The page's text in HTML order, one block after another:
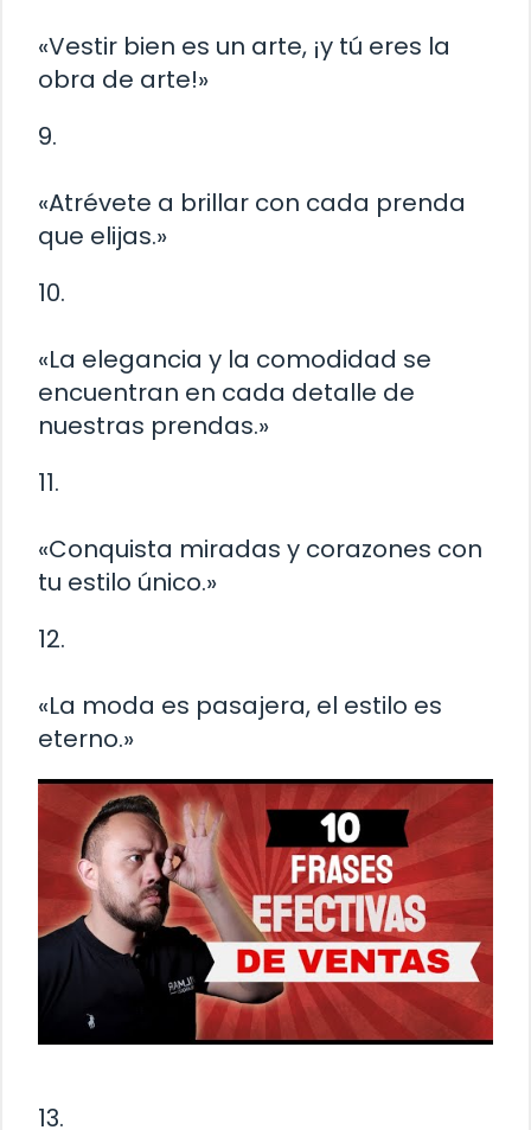
«Vestir bien es un arte, ¡y tú eres la
obra de arte!»
9.
«Atrévete a brillar con cada prenda
que elijas.»
10.
«La elegancia y la comodidad se
encuentran en cada detalle de
nuestras prendas.»
11.
«Conquista miradas y corazones con
tu estilo único.»
12.
«La moda es pasajera, el estilo es
eterno.»
13.